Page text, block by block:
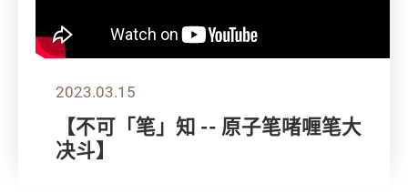
2023.03.15
【不可「笔」知 -- 原子笔啫喱笔大
决斗】